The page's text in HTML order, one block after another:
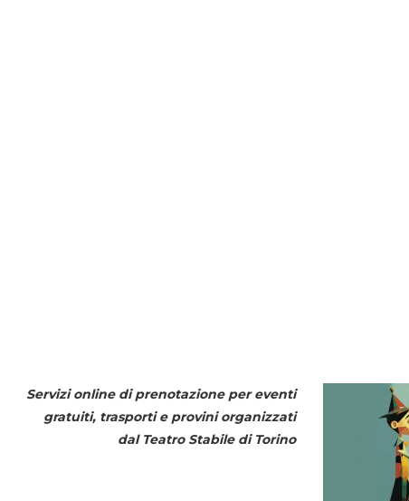
Servizi online di prenotazione per eventi
gratuiti, trasporti e provini organizzati
dal Teatro Stabile di Torino